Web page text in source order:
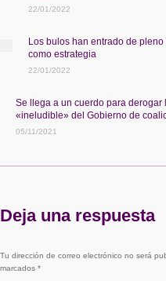
22/01/2022
Los bulos han entrado de
como estrategia
22/01/2022
Se llega a un cuerdo para derogar
«ineludible» del Gobierno de
05/11/2021
Deja una respuesta
Tu dirección de correo electrónico no será
marcados *